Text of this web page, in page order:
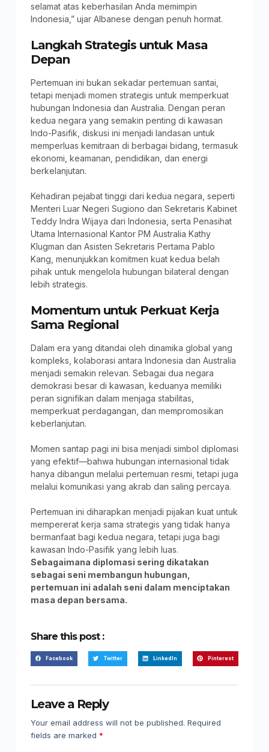
selamat atas keberhasilan Anda memimpin
Indonesia,” ujar Albanese dengan penuh hormat.
Langkah Strategis untuk Masa
Depan
Pertemuan ini bukan sekadar pertemuan santai,
tetapi menjadi momen strategis untuk memperkuat
hubungan Indonesia dan Australia. Dengan peran
kedua negara yang semakin penting di kawasan
Indo-Pasifik, diskusi ini menjadi landasan untuk
memperluas kemitraan di berbagai bidang, termasuk
ekonomi, keamanan, pendidikan, dan energi
berkelanjutan.
Kehadiran pejabat tinggi dari kedua negara, seperti
Menteri Luar Negeri Sugiono dan Sekretaris Kabinet
Teddy Indra Wijaya dari Indonesia, serta Penasihat
Utama Internasional Kantor PM Australia Kathy
Klugman dan Asisten Sekretaris Pertama Pablo
Kang, menunjukkan komitmen kuat kedua belah
pihak untuk mengelola hubungan bilateral dengan
lebih strategis.
Momentum untuk Perkuat Kerja
Sama Regional
Dalam era yang ditandai oleh dinamika global yang
kompleks, kolaborasi antara Indonesia dan Australia
menjadi semakin relevan. Sebagai dua negara
demokrasi besar di kawasan, keduanya memiliki
peran signifikan dalam menjaga stabilitas,
memperkuat perdagangan, dan mempromosikan
keberlanjutan.
Momen santap pagi ini bisa menjadi simbol diplomasi
yang efektif—bahwa hubungan internasional tidak
hanya dibangun melalui pertemuan resmi, tetapi juga
melalui komunikasi yang akrab dan saling percaya.
Pertemuan ini diharapkan menjadi pijakan kuat untuk
mempererat kerja sama strategis yang tidak hanya
bermanfaat bagi kedua negara, tetapi juga bagi
kawasan Indo-Pasifik yang lebih luas.
Sebagaimana diplomasi sering dikatakan
sebagai seni membangun hubungan,
pertemuan ini adalah seni dalam menciptakan
masa depan bersama.
Share this post :
Facebook Twitter LinkedIn Pinterest
Leave a Reply
Your email address will not be published. Required
fields are marked *